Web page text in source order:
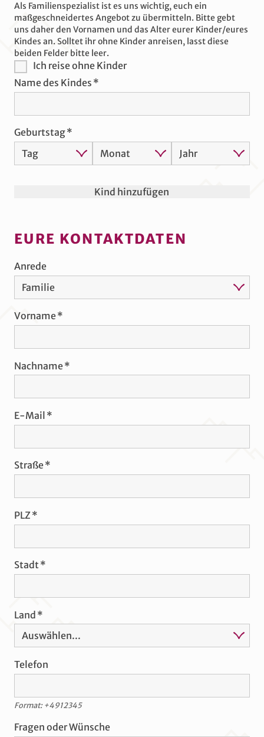
Als Familienspezialist ist es uns wichtig, euch ein
maßgeschneidertes Angebot zu übermitteln. Bitte gebt
uns daher den Vornamen und das Alter eurer Kinder/eures
Kindes an. Solltet ihr ohne Kinder anreisen, lasst diese
beiden Felder bitte leer.
Ich reise ohne Kinder
Name des Kindes
Geburtstag
Kind hinzufügen
EURE KONTAKTDATEN
Anrede
Vorname
Nachname
E-Mail
Straße
PLZ
Stadt
Land
Telefon
Format: +4912345
Fragen oder Wünsche